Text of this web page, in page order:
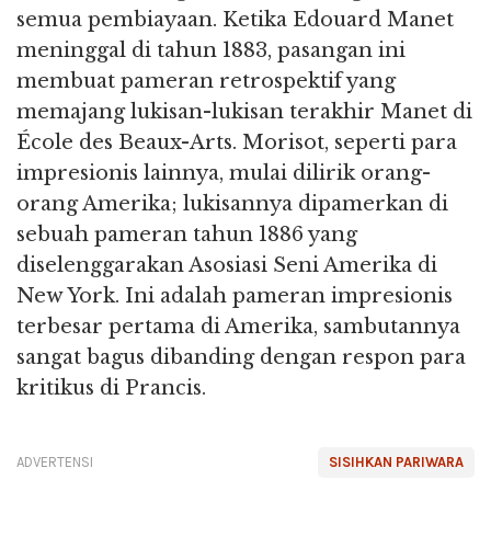
semua pembiayaan. Ketika Edouard Manet
meninggal di tahun 1883, pasangan ini
membuat pameran retrospektif yang
memajang lukisan-lukisan terakhir Manet di
École des Beaux-Arts. Morisot, seperti para
impresionis lainnya, mulai dilirik orang-
orang Amerika; lukisannya dipamerkan di
sebuah pameran tahun 1886 yang
diselenggarakan Asosiasi Seni Amerika di
New York. Ini adalah pameran impresionis
terbesar pertama di Amerika, sambutannya
sangat bagus dibanding dengan respon para
kritikus di Prancis.
SISIHKAN PARIWARA
ADVERTENSI